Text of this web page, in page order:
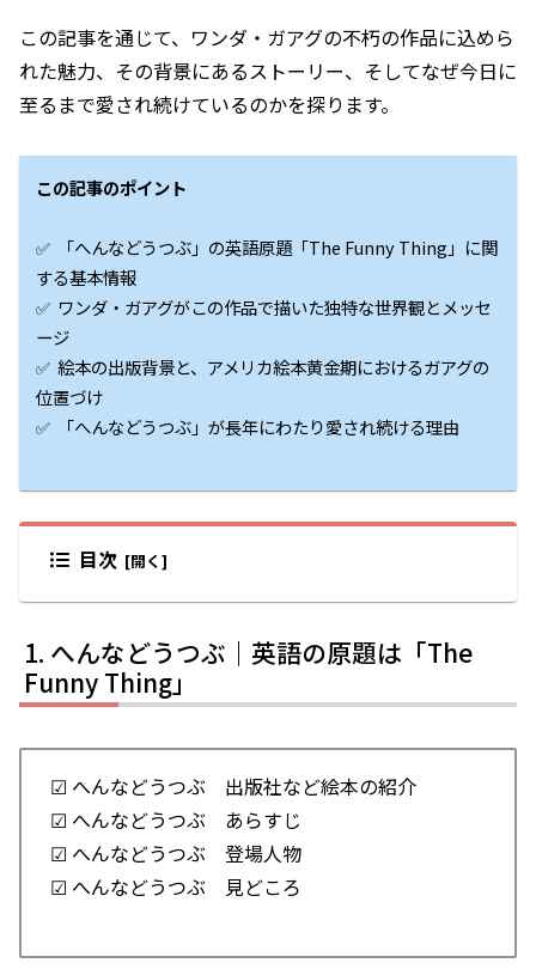
この記事を通じて、ワンダ・ガアグの不朽の作品に込めら
れた魅力、その背景にあるストーリー、そしてなぜ今日に
至るまで愛され続けているのかを探ります。
この記事のポイント
✅ 「へんなどうつぶ」の英語原題「The Funny Thing」に関
する基本情報
✅ ワンダ・ガアグがこの作品で描いた独特な世界観とメッセ
ージ
✅ 絵本の出版背景と、アメリカ絵本黄金期におけるガアグの
位置づけ
✅ 「へんなどうつぶ」が長年にわたり愛され続ける理由
目次
へんなどうつぶ｜英語の原題は「The
Funny Thing」
☑ へんなどうつぶ 出版社など絵本の紹介
☑ へんなどうつぶ あらすじ
☑ へんなどうつぶ 登場人物
☑ へんなどうつぶ 見どころ